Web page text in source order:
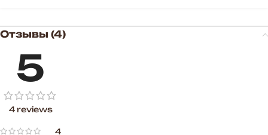
Отзывы (4)
5
4 reviews
4